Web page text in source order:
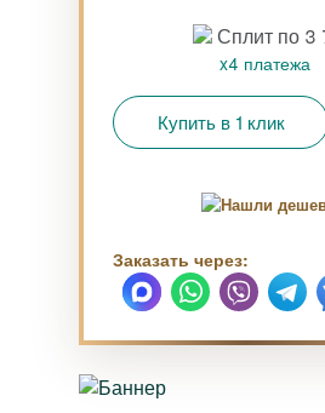
Сплит по 3
x4 платежа
Купить в 1 клик
Заказать через: